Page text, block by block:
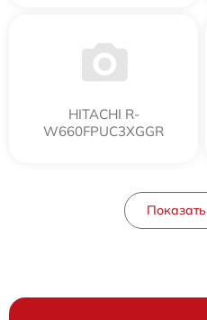
HITACHI R-
W660FPUC3XGGR